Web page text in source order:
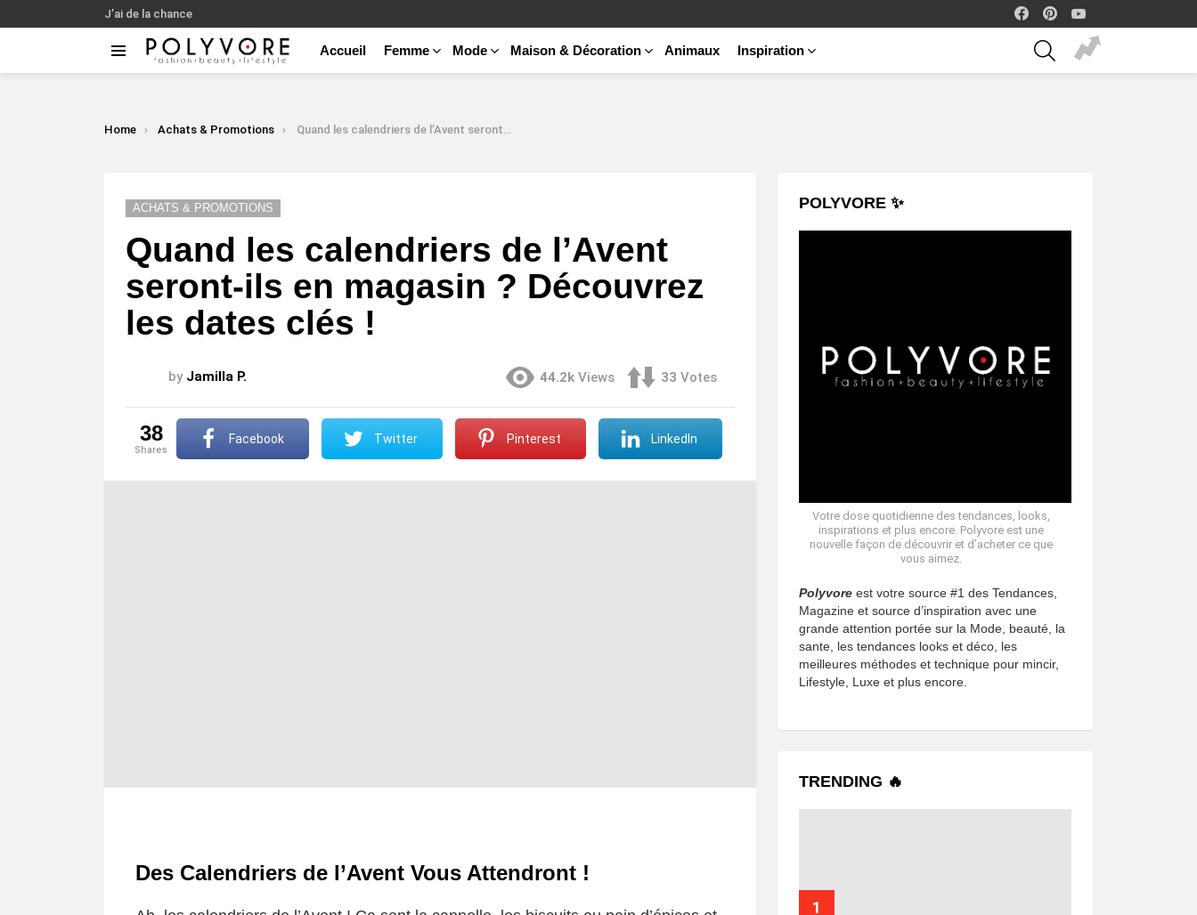
J’ai de la chance
facebook
Accueil Femme Mode Maison & Décoration Animaux Inspiration
SEARCH
You are here:
Home Achats & Promotions Quand les calendriers de l’Avent seront-ils en magasin ? Découvrez les dates clés !
ACHATS & PROMOTIONS
Quand les calendriers de l’Avent
seront-ils en magasin ? Découvrez
les dates clés !
by Jamilla P. 44.2k Views 33 Votes
38
shares
Facebook Twitter Pinterest LinkedIn
Des Calendriers de l’Avent Vous Attendront !
POLYVORE ✨
Votre dose quotidienne des tendances, looks,
inspirations et plus encore. Polyvore est une
nouvelle façon de découvrir et d’acheter ce que
vous aimez.
Polyvore est votre source #1 des Tendances,
Magazine et source d’inspiration avec une
grande attention portée sur la Mode, beauté, la
sante, les tendances looks et déco, les
meilleures méthodes et technique pour mincir,
Lifestyle, Luxe et plus encore.
TRENDING 🔥